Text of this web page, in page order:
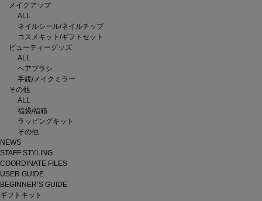
メイクアップ
ALL
ネイルシール/ネイルチップ
コスメキット/ギフトセット
ビューティーグッズ
ALL
ヘアブラシ
手鏡/メイクミラー
その他
ALL
福袋/福箱
ラッピングキット
その他
NEWS
STAFF STYLING
COORDINATE FILES
USER GUIDE
BEGINNER’S GUIDE
ギフトキット